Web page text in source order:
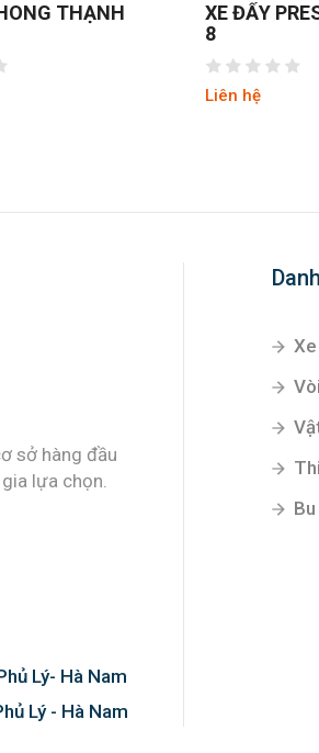
ĐẨY PRESTAR NG-401-
XE
sở hàng đầu
lựa chọn.
Lý- Hà Nam
Lý - Hà Nam